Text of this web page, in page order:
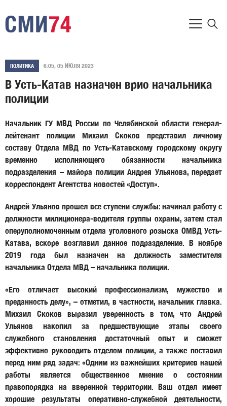
ПОЛИТИКА 6:05, 05 ИЮЛЯ 2023
В Усть-Катав назначен врио начальника
полиции
Начальник ГУ МВД России по Челябинской области генерал-
лейтенант полиции Михаил Скоков представил личному
составу Отдела МВД по Усть-Катавскому городскому округу
временно исполняющего обязанности начальника
подразделения – майора полиции Андрея Ульянова, передает
корреспондент Агентства новостей «Доступ».
Андрей Ульянов прошел все ступени службы: начинал работу с
должности милиционера-водителя группы охраны, затем стал
оперуполномоченным отдела уголовного розыска ОМВД Усть-
Катава, вскоре возглавил данное подразделение. В ноябре
2019 года был назначен на должность заместителя
начальника Отдела МВД – начальника полиции.
«Его отличает высокий профессионализм, мужество и
преданность делу», – отметил, в частности, начальник главка.
Михаил Скоков выразил уверенность в том, что Андрей
Ульянов накопил за предшествующие этапы своего
служебного становления достаточный опыт и сможет
эффективно руководить отделом полиции, а также поставил
перед ним ряд задач: «Одним из важнейших критериев нашей
работы является общественное мнение о состоянии
правопорядка на вверенной территории. Ваш отдел имеет
хорошие результаты оперативно-служебной деятельности,